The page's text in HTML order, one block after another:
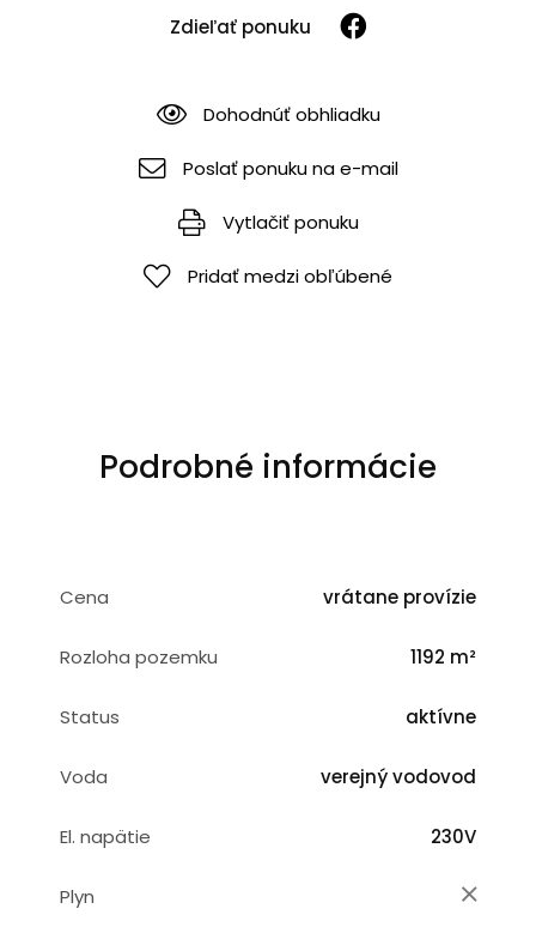
Zdieľať ponuku
Dohodnúť obhliadku
Poslať ponuku na e-mail
Vytlačiť ponuku
Pridať medzi obľúbené
Podrobné informácie
Cena vrátane provízie
Rozloha pozemku 1192 m²
Status aktívne
Voda verejný vodovod
El. napätie 230V
Plyn